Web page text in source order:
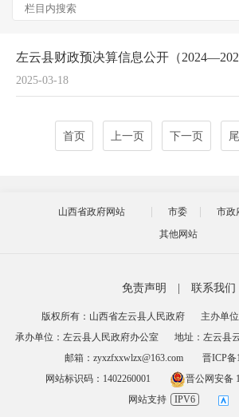
2025-03-18
左云县财政预决算信息公开（
首页 上一页 下一页
山西省政府网站 市委 市政
其他网站
免责声明 联系我们
版权所有：山西省左云县人民政府
主办单
承办单位：左云县人民政府办公室
地址：左云县
邮箱：zyxzfxxwlzx@163.com
晋ICP备
网站标识码：1402260001
晋公网安备
网站支持
IPV6